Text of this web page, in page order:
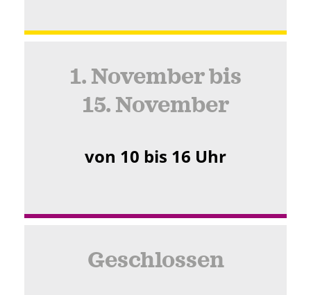
1. November bis
15. November
von 10 bis 16 Uhr
Geschlossen